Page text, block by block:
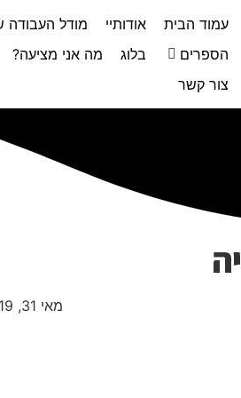
עמוד הבית אודותיי
מודל העבודה
הספרים
בלוג מה אני מציעה?
צור קשר
מאי 31, 2019